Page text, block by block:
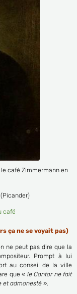
café Zimmermann en
café
ça ne se voyait pas)
ne peut pas dire que la
Prompt à lui
au conseil de la ville
que « le Cantor ne fait
et admonesté ».